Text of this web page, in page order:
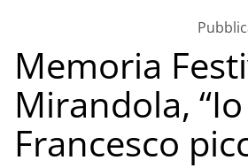
Memoria
Mirandola,
Francesco